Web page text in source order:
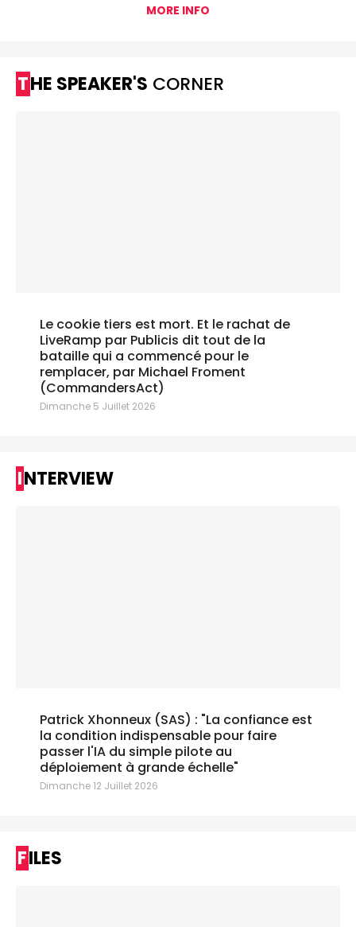
MORE INFO
THE SPEAKER'S CORNER
Le cookie tiers est mort. Et le rachat de
LiveRamp par Publicis dit tout de la
bataille qui a commencé pour le
remplacer, par Michael Froment
(CommandersAct)
Dimanche 5 Juillet 2026
INTERVIEW
Patrick Xhonneux (SAS) : "La confiance est
la condition indispensable pour faire
passer l'IA du simple pilote au
déploiement à grande échelle"
Dimanche 12 Juillet 2026
FILES